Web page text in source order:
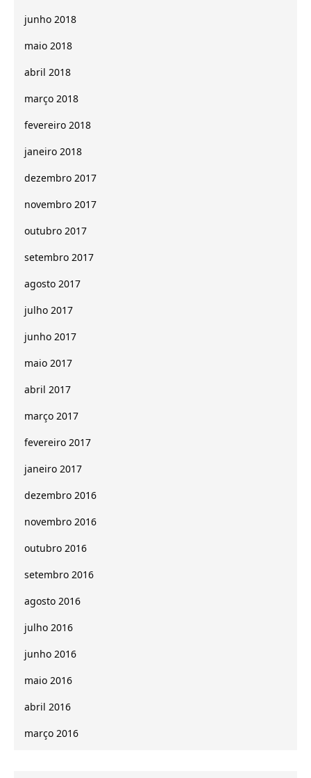
junho 2018
maio 2018
abril 2018
março 2018
fevereiro 2018
janeiro 2018
dezembro 2017
novembro 2017
outubro 2017
setembro 2017
agosto 2017
julho 2017
junho 2017
maio 2017
abril 2017
março 2017
fevereiro 2017
janeiro 2017
dezembro 2016
novembro 2016
outubro 2016
setembro 2016
agosto 2016
julho 2016
junho 2016
maio 2016
abril 2016
março 2016